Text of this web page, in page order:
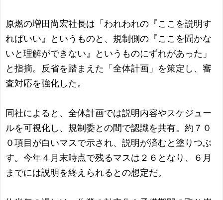
原燃の増田尚宏社長は「われわれの『ここを説明す
ればいい』というものと、規制側の『ここを聞かな
いと理解ができない』というものにずれがあった」
と指摘。反省を踏まえた「全体計画」を策定し、審
査対応を強化した。
同社によると、全体計画では説明内容やスケジュー
ルを可視化し、規制委との間で認識を共有。約７０
０項目が白いマスで示され、説明が済むと塗りつぶ
す。今年４月末時点で残るマスは２６となり、６月
までには説明を終えられるとの想定だ。